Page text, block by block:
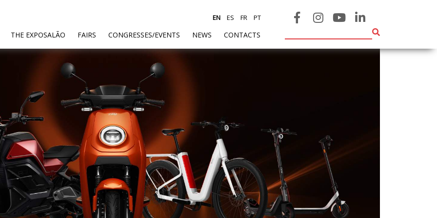
THE EXPOSALÃO FAIRS CONGRESSES/EVENTS NEWS CONTACTS
EN ES FR PT